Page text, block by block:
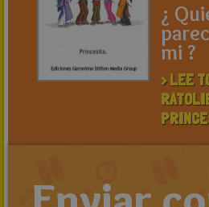
¿
mi ?
> LEE